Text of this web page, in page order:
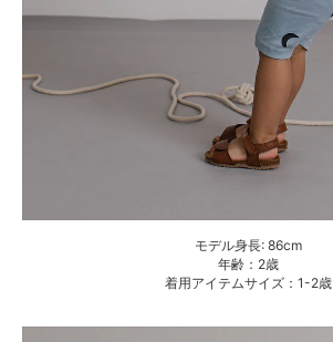
モデル身長: 86cm
年齢：2歳
着用アイテムサイズ：1-2歳